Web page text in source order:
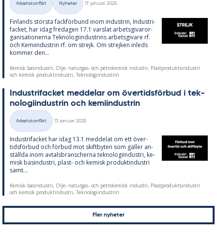
Kategorier
Arbetskonflikt Nyheter
17 januari 2025
Fin­lan­ds störs­ta fack­för­bund inom in­du­strin, In­du­stri­
fac­ket, har idag fre­da­gen 17.1 vars­lat ar­bets­gi­var­or­
ga­ni­sa­tio­ner­na Tek­no­lo­gi­in­du­strins ar­bets­gi­va­re rf.
och Ke­mi­in­du­strin rf. om strejk. Om strej­ken in­leds
kom­mer den...
Kemisk basindustri, Olje- naturgas- och petrokemisk industri, Plastproduktsindustri
och kemisk produktindustri, Teknologiindustrin
In­du­stri­fac­ket med­de­lar om över­tids­för­bud i tek­
no­lo­gi­in­du­strin och ke­mi­in­du­strin
Kategorier
Arbetskonflikt
13 januari 2025
In­du­stri­fac­ket har idag 13.1 med­de­lat om ett över­
tids­för­bud och för­bud mot skift­by­ten som gäl­ler an­
ställ­da inom av­tals­bran­scher­na tek­no­lo­gi­in­du­stri, ke­
misk bas­in­du­stri, plast- och ke­misk pro­dukt­in­du­stri
samt...
Kemisk basindustri, Olje- naturgas- och petrokemisk industri, Plastproduktsindustri
och kemisk produktindustri, Teknologiindustrin
för
Fler nyheter